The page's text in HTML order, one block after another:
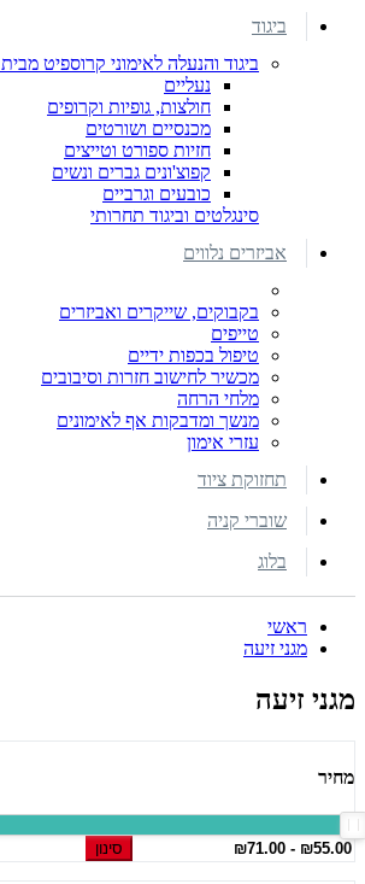
ביגוד
ביגוד והנעלה לאימוני קרוספיט מבית Velites
נעליים
חולצות, גופיות וקרופים
מכנסיים ושורטים
חזיות ספורט וטייצים
קפוצ'ונים גברים ונשים
כובעים וגרביים
סינגלטים וביגוד תחרותי
אביזרים נלווים
בקבוקים, שייקרים ואביזרים
טייפים
טיפול בכפות ידיים
מכשיר לחישוב חזרות וסיבובים
מלחי הרחה
מנשך ומדבקות אף לאימונים
עזרי אימון
תחזוקת ציוד
שוברי קניה
בלוג
ראשי
מגני זיעה
מגני זיעה
מחיר
סינון